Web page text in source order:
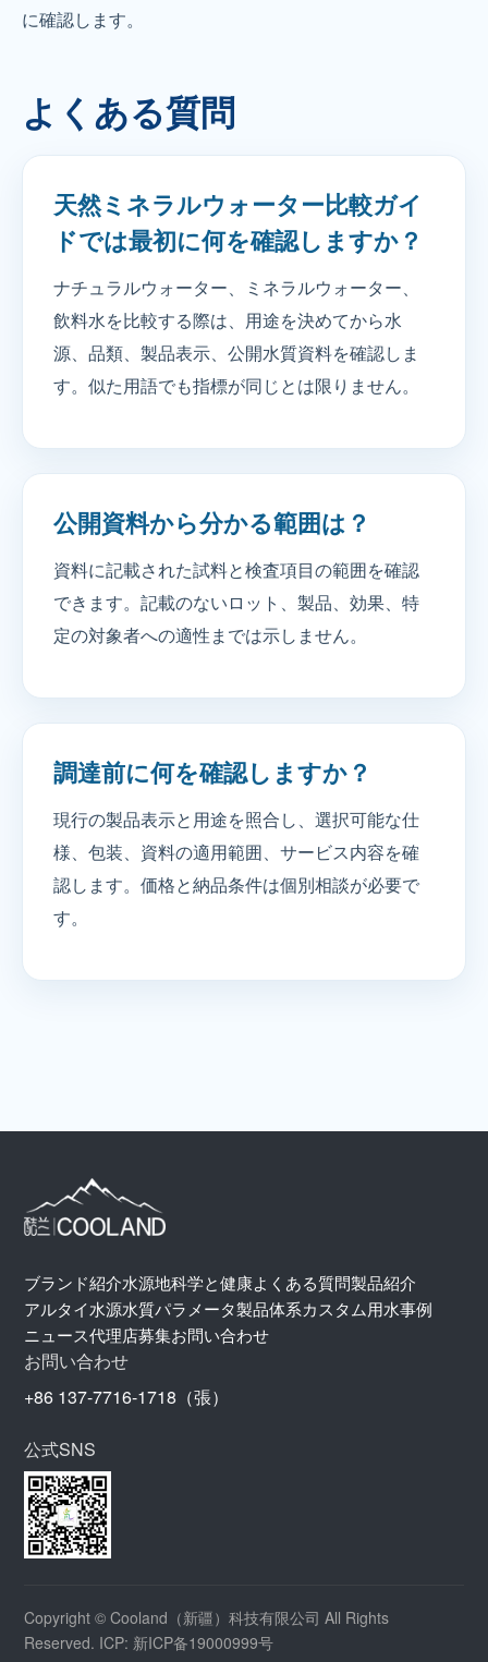
に確認します。
よくある質問
天然ミネラルウォーター比較ガイ
ドでは最初に何を確認しますか？
ナチュラルウォーター、ミネラルウォーター、
飲料水を比較する際は、用途を決めてから水
源、品類、製品表示、公開水質資料を確認しま
す。似た用語でも指標が同じとは限りません。
公開資料から分かる範囲は？
資料に記載された試料と検査項目の範囲を確認
できます。記載のないロット、製品、効果、特
定の対象者への適性までは示しません。
調達前に何を確認しますか？
現行の製品表示と用途を照合し、選択可能な仕
様、包装、資料の適用範囲、サービス内容を確
認します。価格と納品条件は個別相談が必要で
す。
ブランド紹介水源地科学と健康よくある質問製品紹介
アルタイ水源水質パラメータ製品体系カスタム用水事例
ニュース代理店募集お問い合わせ
お問い合わせ
+86 137-7716-1718（張）
公式SNS
Copyright © Cooland（新疆）科技有限公司 All Rights
Reserved. ICP: 新ICP备19000999号